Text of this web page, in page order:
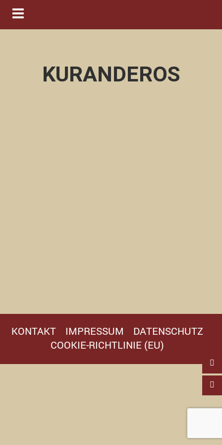
Navigation ein-/ausblenden
KURANDEROS
KONTAKT IMPRESSUM
DATENSCHUTZ
COOKIE-RICHTLINIE (EU)